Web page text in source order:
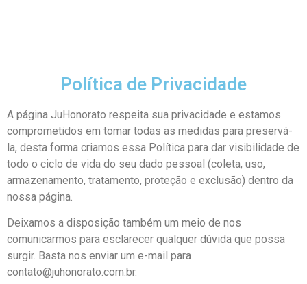
Política de Privacidade
A página JuHonorato respeita sua privacidade e estamos
comprometidos em tomar todas as medidas para preservá-
la, desta forma criamos essa Política para dar visibilidade de
todo o ciclo de vida do seu dado pessoal (coleta, uso,
armazenamento, tratamento, proteção e exclusão) dentro da
nossa página.
Deixamos a disposição também um meio de nos
comunicarmos para esclarecer qualquer dúvida que possa
surgir. Basta nos enviar um e-mail para
contato@juhonorato.com.br.